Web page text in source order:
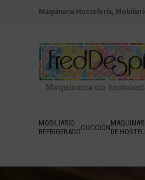
Maquinaria Hostelería,
MOBILIARIO
REFRIGERADOCOCCIÓNDE